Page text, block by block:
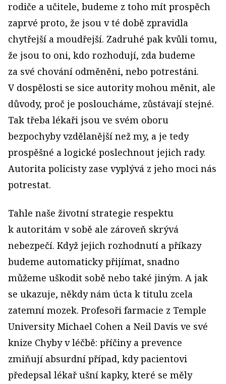
rodiče a učitele, budeme z toho mít prospěch
zaprvé proto, že jsou v té době zpravidla
chytřejší a moudřejší. Zadruhé pak kvůli tomu,
že jsou to oni, kdo rozhodují, zda budeme
za své chování odměněni, nebo potrestáni.
V dospělosti se sice autority mohou měnit, ale
důvody, proč je posloucháme, zůstávají stejné.
Tak třeba lékaři jsou ve svém oboru
bezpochyby vzdělanější než my, a je tedy
prospěšné a logické poslechnout jejich rady.
Autorita policisty zase vyplývá z jeho moci nás
potrestat.
Tahle naše životní strategie respektu
k autoritám v sobě ale zároveň skrývá
nebezpečí. Když jejich rozhodnutí a příkazy
budeme automaticky přijímat, snadno
můžeme uškodit sobě nebo také jiným. A jak
se ukazuje, někdy nám úcta k titulu zcela
zatemní mozek. Profesoři farmacie z Temple
University Michael Cohen a Neil Davis ve své
knize Chyby v léčbě: příčiny a prevence
zmiňují absurdní případ, kdy pacientovi
předepsal lékař ušní kapky, které se měly